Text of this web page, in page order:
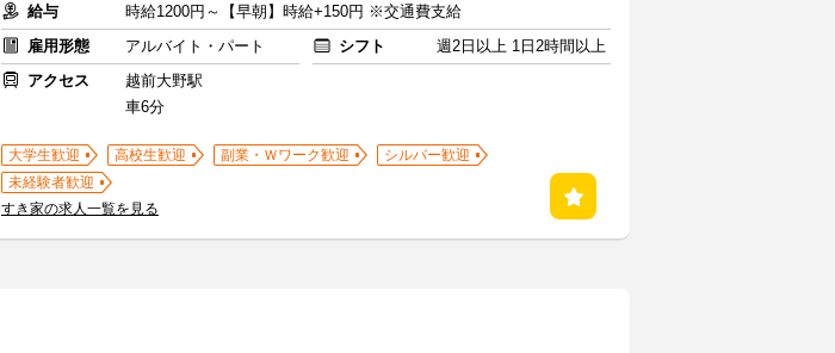
給与
時給1200円～【早朝】時給+150円 ※交通費支給
雇用形態
アルバイト・パート シフト
週2日以上 1日2時間以上
アクセス
越前大野駅
車6分
大学生歓迎 高校生歓迎 副業・Ｗワーク歓迎
シルバー歓迎
未経験者歓迎
すき家の求人一覧を見る